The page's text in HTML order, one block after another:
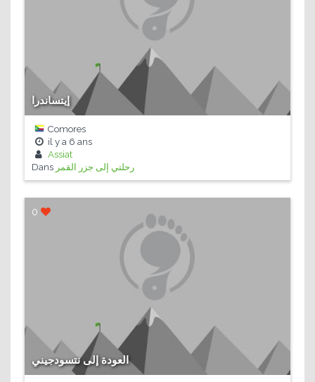
إيتساندرا
Comores
il y a 6 ans
Assiat
Dans رحلتي إلى جزر القمر
0
العودة إلى نتسودجيني